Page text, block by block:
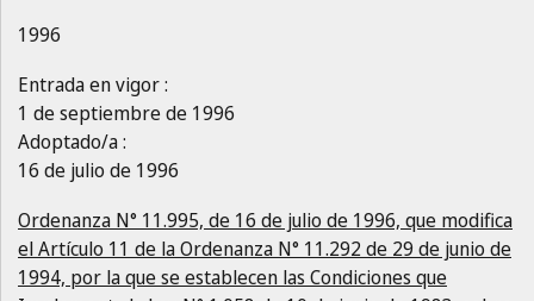
1996
Entrada en vigor :
1 de septiembre de 1996
Adoptado/a :
16 de julio de 1996
Ordenanza N° 11.995, de 16 de julio de 1996, que modifica
el Artículo 11 de la Ordenanza N° 11.292 de 29 de junio de
1994, por la que se establecen las Condiciones que